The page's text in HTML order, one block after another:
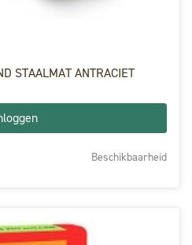
STAALMAT ANTRACIET
Beschikbaarheid